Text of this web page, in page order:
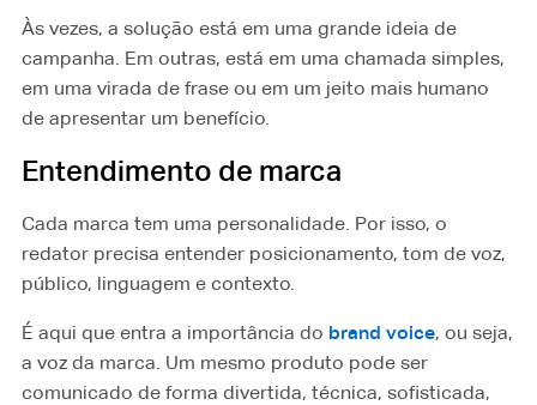
Às vezes, a solução está em uma grande ideia de
campanha. Em outras, está em uma chamada simples,
em uma virada de frase ou em um jeito mais humano
de apresentar um benefício.
Entendimento de marca
Cada marca tem uma personalidade. Por isso, o
redator precisa entender posicionamento, tom de voz,
público, linguagem e contexto.
É aqui que entra a importância do brand voice⁠, ou seja,
a voz da marca. Um mesmo produto pode ser
comunicado de forma divertida, técnica, sofisticada,